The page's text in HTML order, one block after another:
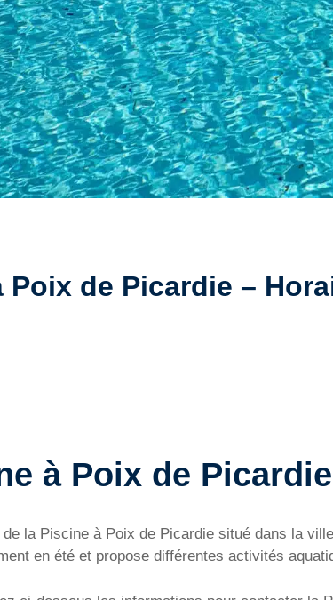
Poix de Picardie –
à Poix de Picardie
la Piscine à Poix de Picardie situé dans la
en été et propose différentes activités